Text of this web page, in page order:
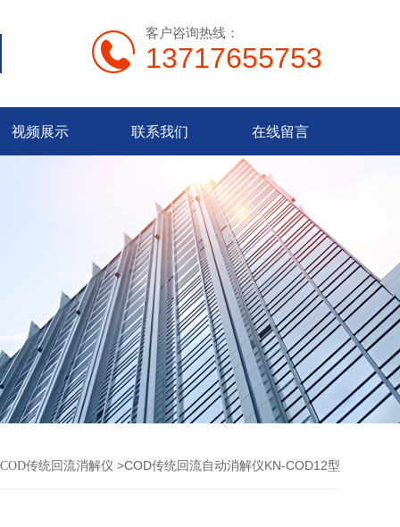
客户咨询热线：
13717655753
视频展示 联系我们 在线留言
COD传统回流消解仪 >COD传统回流自动消解仪KN-COD12型